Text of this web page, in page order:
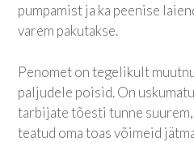
pumpamist ja ka peenise
varem pakutakse.
Penomet on tegelikult
paljudele poisid. On
tarbijate tõesti tunne
teatud oma toas võimeid